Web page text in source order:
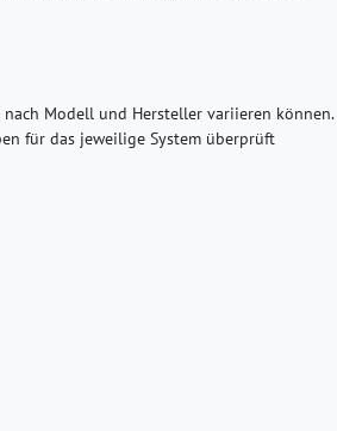
Modell und Hersteller variieren können.
für das jeweilige System überprüft